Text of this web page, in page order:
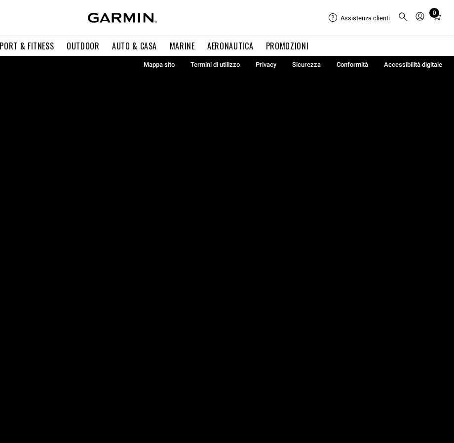
& FITNESS OUTDOOR AUTO & CASA MARINE AERONAUTICA PROMOZIONI
Assistenza clienti
0
Total
in
0
Mappa sito Termini di utilizzo Privacy Sicurezza Conformità
Accessibilità digitale